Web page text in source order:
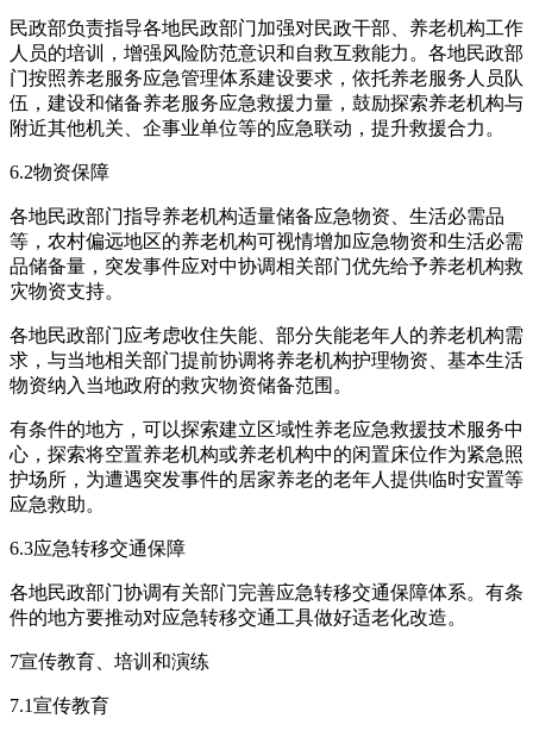
民政部负责指导各地民政部门加强对民政干部、养老机构工作
人员的培训，增强风险防范意识和自救互救能力。各地民政部
门按照养老服务应急管理体系建设要求，依托养老服务人员队
伍，建设和储备养老服务应急救援力量，鼓励探索养老机构与
附近其他机关、企事业单位等的应急联动，提升救援合力。
6.2物资保障
各地民政部门指导养老机构适量储备应急物资、生活必需品
等，农村偏远地区的养老机构可视情增加应急物资和生活必需
品储备量，突发事件应对中协调相关部门优先给予养老机构救
灾物资支持。
各地民政部门应考虑收住失能、部分失能老年人的养老机构需
求，与当地相关部门提前协调将养老机构护理物资、基本生活
物资纳入当地政府的救灾物资储备范围。
有条件的地方，可以探索建立区域性养老应急救援技术服务中
心，探索将空置养老机构或养老机构中的闲置床位作为紧急照
护场所，为遭遇突发事件的居家养老的老年人提供临时安置等
应急救助。
6.3应急转移交通保障
各地民政部门协调有关部门完善应急转移交通保障体系。有条
件的地方要推动对应急转移交通工具做好适老化改造。
7宣传教育、培训和演练
7.1宣传教育